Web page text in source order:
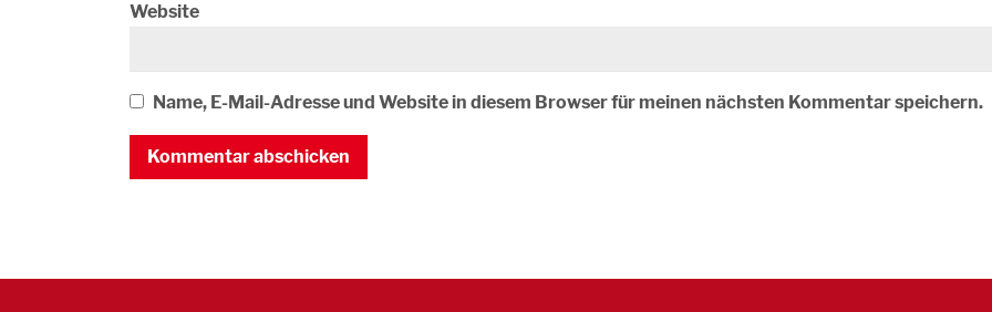
Website
Name, E-Mail-Adresse und Website in diesem Browser für meinen nächsten Kommentar speichern.